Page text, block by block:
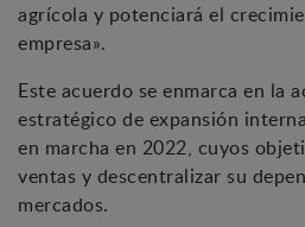
agrícola y potenciará el
empresa».
Este acuerdo se enmarca en la
estratégico de expansión
en marcha en 2022, cuyos
ventas y descentralizar su
mercados.